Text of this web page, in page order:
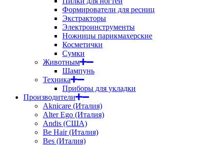
Формирователи для ресниц
Экстракторы
Электроинструменты
Ножницы парикмахерские
Косметички
Сумки
Животным
Шампунь
Техника
Приборы для укладки
Производители
Aknicare (Италия)
Alter Ego (Италия)
Andis (США)
Be Hair (Италия)
Bes (Италия)